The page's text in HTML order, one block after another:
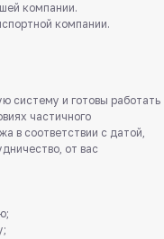
компании.
компании.
систему и готовы работать
частичного
в соответствии с датой,
от вас